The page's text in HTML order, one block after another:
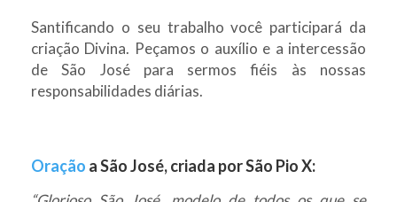
Santificando o seu trabalho você participará da
criação Divina. Peçamos o auxílio e a intercessão
de São José para sermos fiéis às nossas
responsabilidades diárias.
Oração a São José, criada por São Pio X: